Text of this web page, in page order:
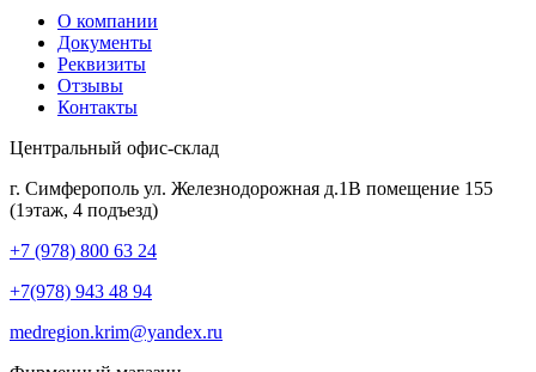
О компании
Документы
Реквизиты
Отзывы
Контакты
Центральный офис-склад
г. Симферополь ул. Железнодорожная д.1В помещение 155
(1этаж, 4 подъезд)
+7 (978) 800 63 24
+7(978) 943 48 94
medregion.krim@yandex.ru